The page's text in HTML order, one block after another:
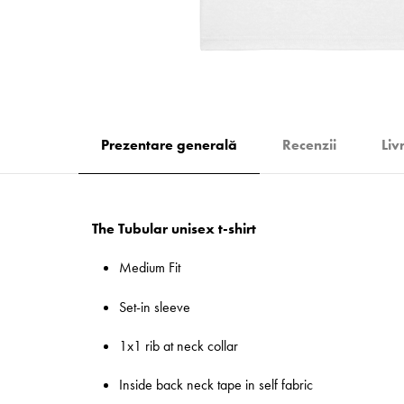
Prezentare generală Recenzii
The Tubular unisex t-shirt
Medium Fit
Set-in sleeve
1x1 rib at neck collar
Inside back neck tape in self fabric